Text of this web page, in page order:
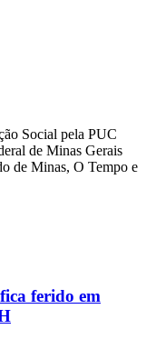
Social pela PUC
de Minas Gerais
de Minas, O Tempo e
ferido em